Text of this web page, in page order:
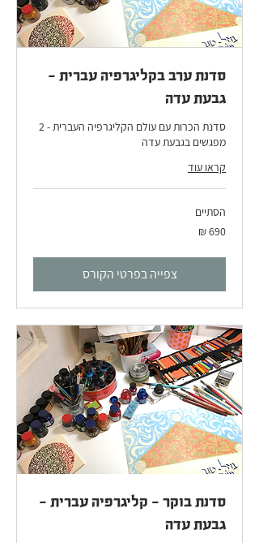
סדנת ערב בקליגרפיה עברית -
גבעת עדה
סדנת הכרות עם עולם הקליגרפיה העברית - 2
מפגשים בגבעת עדה
קראו עוד
הסתיים
שקלים
צפייה בפרטי הקורס
סדנת בוקר - קליגרפיה עברית -
גבעת עדה